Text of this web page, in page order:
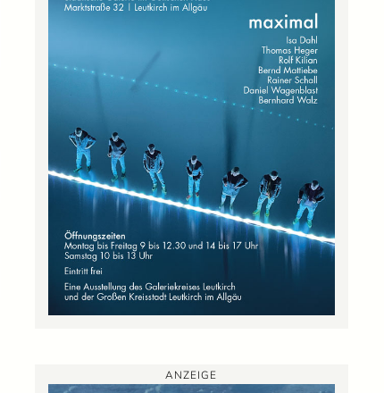
ANZEIGE